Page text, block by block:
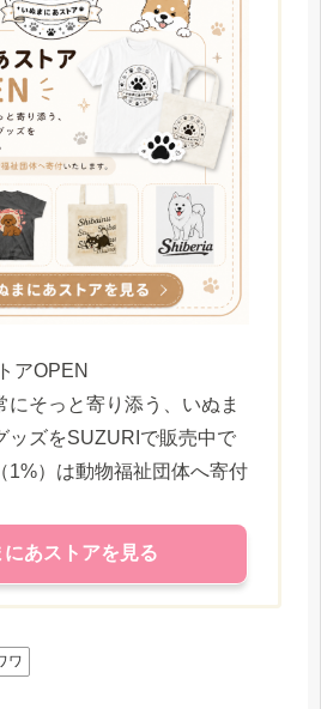
アOPEN
にそっと寄り添う、いぬま
ッズをSUZURIで販売中で
1%）は動物福祉団体へ寄付
にあストアを見る
ワ